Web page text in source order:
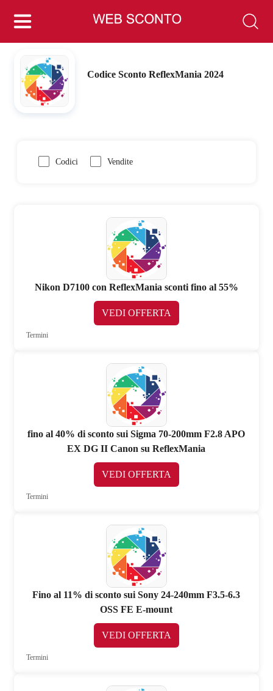
Codice Sconto ReflexMania 2024
Codici Vendite
Nikon D7100 con ReflexMania sconti fino al 55%
VEDI OFFERTA
Termini
fino al 40% di sconto sui Sigma 70-200mm F2.8 APO
EX DG II Canon su ReflexMania
VEDI OFFERTA
Termini
Fino al 11% di sconto sui Sony 24-240mm F3.5-6.3
OSS FE E-mount
VEDI OFFERTA
Termini